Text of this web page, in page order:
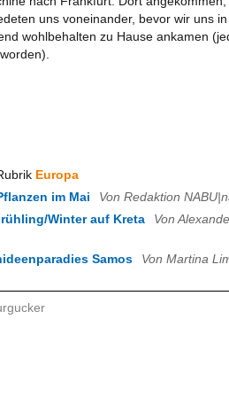
uns voneinander, bevor wir uns
wohlbehalten zu Hause ankamen
Europa
im Mai
Von Redaktion
Winter auf Kreta
Von
Samos
Von Martina